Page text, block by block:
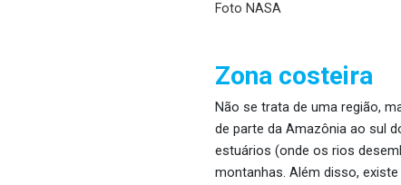
Foto NASA
Zona costeira
Não se trata de uma região,
de parte da Amazônia ao sul
estuários (onde os rios
montanhas. Além disso,